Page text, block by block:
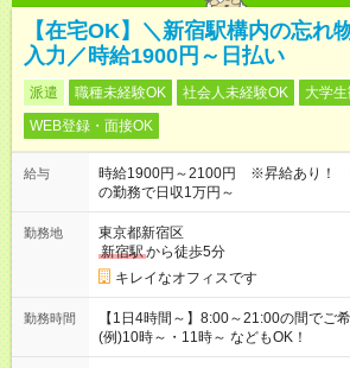
【在宅OK】＼新宿駅構内の忘れ
入力／時給1900円～日払い
派遣 職種未経験OK 社会人未経験OK 大学
WEB登録・面接OK
給与
時給1900円～2100円 ※昇給あり！
の勤務で日収1万円～
勤務地
東京都新宿区
新宿駅から徒歩5分
キレイなオフィスです
勤務時間
【1日4時間～】8:00～21:00の間でご
(例)10時～・11時～ などもOK！